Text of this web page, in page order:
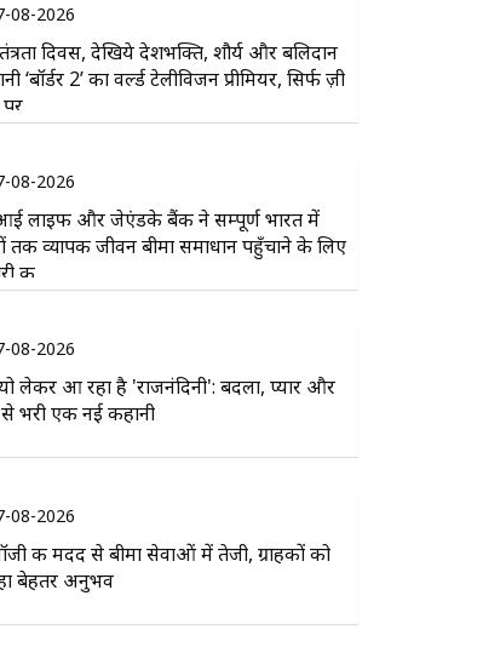
08-2026
दिवस, देखिये देशभक्ति, शौर्य और बलिदान
‘बॉर्डर 2’ का वर्ल्ड टेलीविजन प्रीमियर, सिर्फ ज़ी
08-2026
लाइफ और जेएंडके बैंक ने सम्पूर्ण भारत में
तक व्यापक जीवन बीमा समाधान पहुँचाने के लिए
की
08-2026
लेकर आ रहा है 'राजनंदिनी': बदला, प्यार और
से भरी एक नई कहानी
08-2026
की मदद से बीमा सेवाओं में तेजी, ग्राहकों को
बेहतर अनुभव